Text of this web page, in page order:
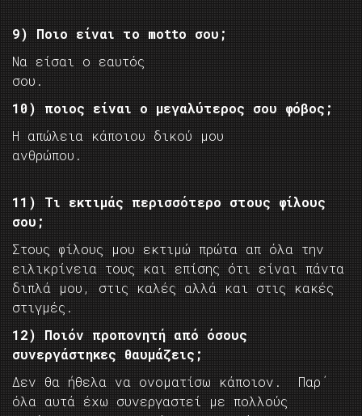
9) Ποιο είναι το motto σου;
Να είσαι ο εαυτός
σου.
10) ποιος είναι ο μεγαλύτερος σου φόβος;
Η απώλεια κάποιου δικού μου
ανθρώπου.
11) Τι εκτιμάς περισσότερο στους φίλους
σου;
Στους φίλους μου εκτιμώ πρώτα απ όλα την
ειλικρίνεια τους και επίσης ότι είναι πάντα
διπλά μου, στις καλές αλλά και στις κακές
στιγμές.
12) Ποιόν προπονητή από όσους
συνεργάστηκες θαυμάζεις;
Δεν θα ήθελα να ονοματίσω κάποιον. Παρ΄
όλα αυτά έχω συνεργαστεί με πολλούς